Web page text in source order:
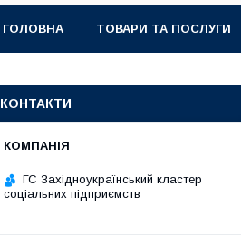
ГОЛОВНА ТОВАРИ ТА ПОСЛУГИ
КОНТАКТИ
ГС Західноукраїнський кластер
соціальних підприємств